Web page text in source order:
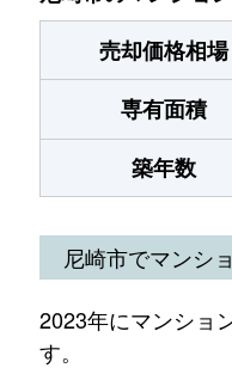
売却価格相場
専有面積
築年数
尼崎市でマンシ
2023年にマンショ
す。